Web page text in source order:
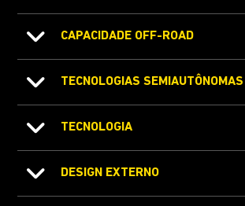
CAPACIDADE OFF-ROAD
TECNOLOGIAS SEMIAUTÔNOMAS
TECNOLOGIA
DESIGN EXTERNO